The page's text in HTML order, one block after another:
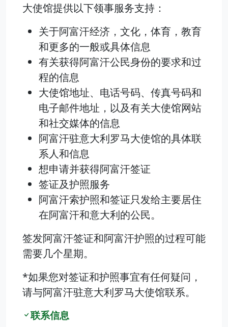
大使馆提供以下领事服务支持：
关于阿富汗经济，文化，体育，教育
和更多的一般或具体信息
有关获得阿富汗公民身份的要求和过
程的信息
大使馆地址、电话号码、传真号码和
电子邮件地址，以及有关大使馆网站
和社交媒体的信息
阿富汗驻意大利罗马大使馆的具体联
系人和信息
想申请并获得阿富汗签证
签证及护照服务
阿富汗索护照和签证只发给主要居住
在阿富汗和意大利的公民。
签发阿富汗签证和阿富汗护照的过程可能
需要几个星期。
*如果您对签证和护照事宜有任何疑问，
请与阿富汗驻意大利罗马大使馆联系。
联系信息